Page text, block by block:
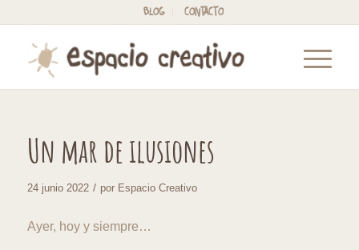
BLOG CONTACTO
Un mar de ilusiones
24 junio 2022 / por Espacio Creativo
Ayer, hoy y siempre…